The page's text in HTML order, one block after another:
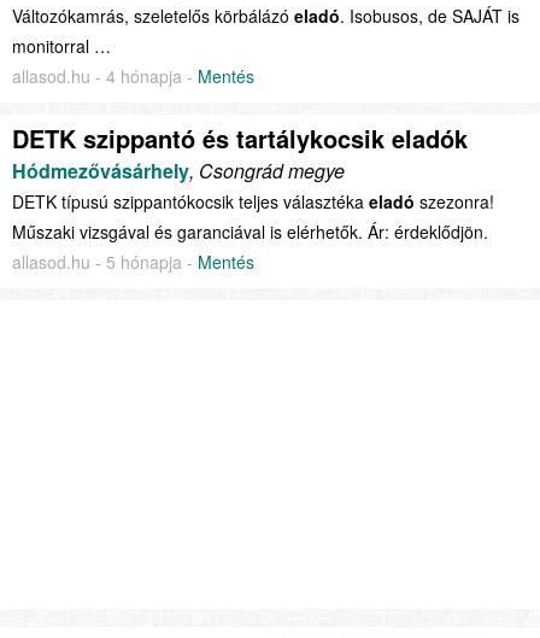
Változókamrás, szeletelős körbálázó eladó. Isobusos, de SAJÁT is
monitorral …
allasod.hu - 4 hónapja - Mentés
DETK szippantó és tartálykocsik eladók
Hódmezővásárhely, Csongrád megye
DETK típusú szippantókocsik teljes választéka eladó szezonra!
Műszaki vizsgával és garanciával is elérhetők. Ár: érdeklődjön.
allasod.hu - 5 hónapja - Mentés